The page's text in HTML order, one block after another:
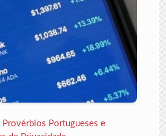
Provérbios Portugueses e